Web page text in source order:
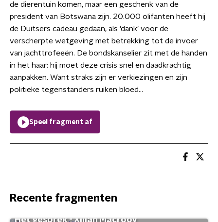
de dierentuin komen, maar een geschenk van de
president van Botswana zijn. 20.000 olifanten heeft hij
de Duitsers cadeau gedaan, als ‘dank’ voor de
verscherpte wetgeving met betrekking tot de invoer
van jachttrofeeën. De bondskanselier zit met de handen
in het haar: hij moet deze crisis snel en daadkrachtig
aanpakken. Want straks zijn er verkiezingen en zijn
politieke tegenstanders ruiken bloed...
Speel fragment af
Recente fragmenten
Het gesprek - Xillan Macrooy